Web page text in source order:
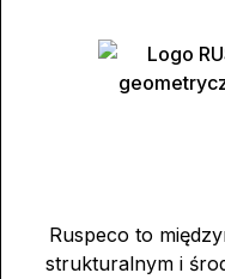
Ruspeco to
strukturalnym i